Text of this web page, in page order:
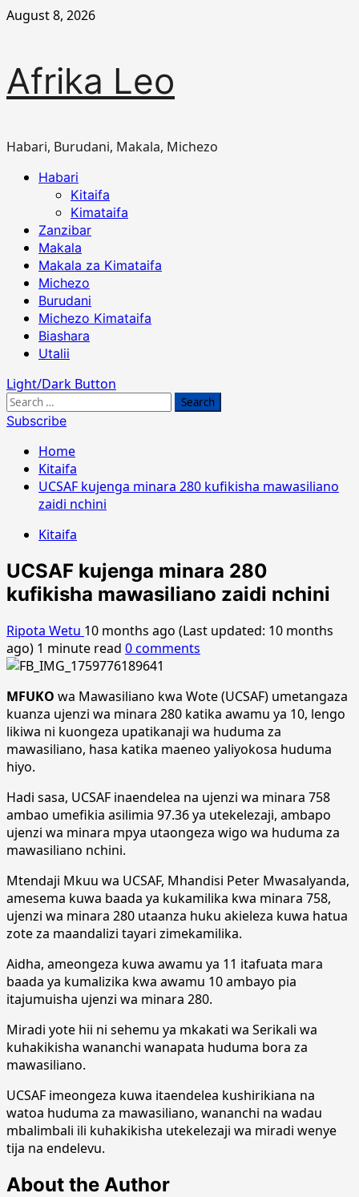
Skip
August 8, 2026
Afrika Leo
Habari, Burudani, Makala, Michezo
PrimaryHabari
Kitaifa
Kimataifa
Zanzibar
Makala
Makala za Kimataifa
Michezo
Burudani
Michezo Kimataifa
Biashara
Utalii
Light/Dark Button
Search
for:
Subscribe
Home
Kitaifa
UCSAF kujenga minara 280 kufikisha mawasiliano
zaidi nchini
Kitaifa
UCSAF kujenga minara 280
kufikisha mawasiliano zaidi nchini
Ripota Wetu 10 months ago (Last updated: 10 months
ago) 1 minute read 0 comments
MFUKO wa Mawasiliano kwa Wote (UCSAF) umetangaza
kuanza ujenzi wa minara 280 katika awamu ya 10, lengo
likiwa ni kuongeza upatikanaji wa huduma za
mawasiliano, hasa katika maeneo yaliyokosa huduma
hiyo.
Hadi sasa, UCSAF inaendelea na ujenzi wa minara 758
ambao umefikia asilimia 97.36 ya utekelezaji, ambapo
ujenzi wa minara mpya utaongeza wigo wa huduma za
mawasiliano nchini.
Mtendaji Mkuu wa UCSAF, Mhandisi Peter Mwasalyanda,
amesema kuwa baada ya kukamilika kwa minara 758,
ujenzi wa minara 280 utaanza huku akieleza kuwa hatua
zote za maandalizi tayari zimekamilika.
Aidha, ameongeza kuwa awamu ya 11 itafuata mara
baada ya kumalizika kwa awamu 10 ambayo pia
itajumuisha ujenzi wa minara 280.
Miradi yote hii ni sehemu ya mkakati wa Serikali wa
kuhakikisha wananchi wanapata huduma bora za
mawasiliano.
UCSAF imeongeza kuwa itaendelea kushirikiana na
watoa huduma za mawasiliano, wananchi na wadau
mbalimbali ili kuhakikisha utekelezaji wa miradi wenye
tija na endelevu.
About the Author